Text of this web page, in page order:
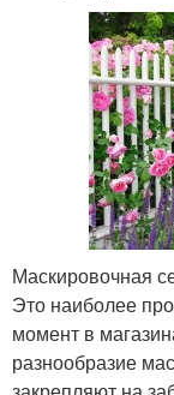
Маскировочная
Это наиболее
момент в
разнообразие